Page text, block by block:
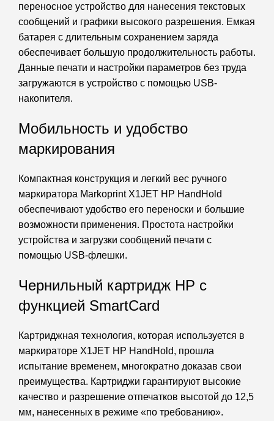
переносное устройство для нанесения текстовых
сообщений и графики высокого разрешения. Емкая
батарея с длительным сохранением заряда
обеспечивает большую продолжительность работы.
Данные печати и настройки параметров без труда
загружаются в устройство с помощью USB-
накопителя.
Мобильность и удобство
маркирования
Компактная конструкция и легкий вес ручного
маркиратора Markoprint X1JET HP HandHold
обеспечивают удобство его переноски и большие
возможности применения. Простота настройки
устройства и загрузки сообщений печати с
помощью USB-флешки.
Чернильный картридж HP с
функцией SmartCard
Картриджная технология, которая используется в
маркираторе X1JET HP HandHold, прошла
испытание временем, многократно доказав свои
преимущества. Картриджи гарантируют высокие
качество и разрешение отпечатков высотой до 12,5
мм, нанесенных в режиме «по требованию».